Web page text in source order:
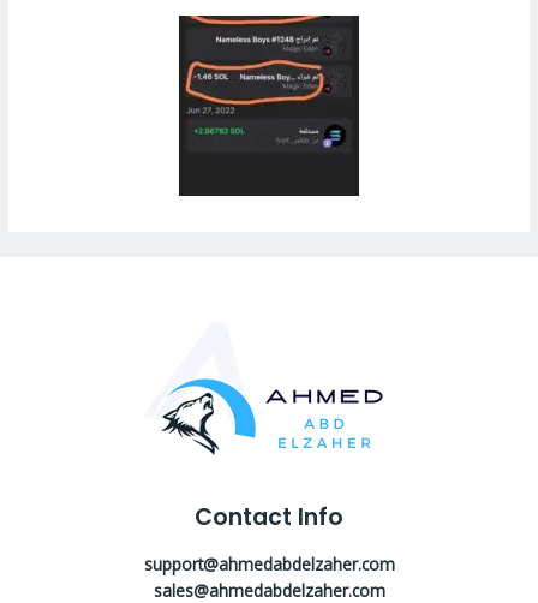
Contact Info
support@ahmedabdelzaher.com
sales@ahmedabdelzaher.com